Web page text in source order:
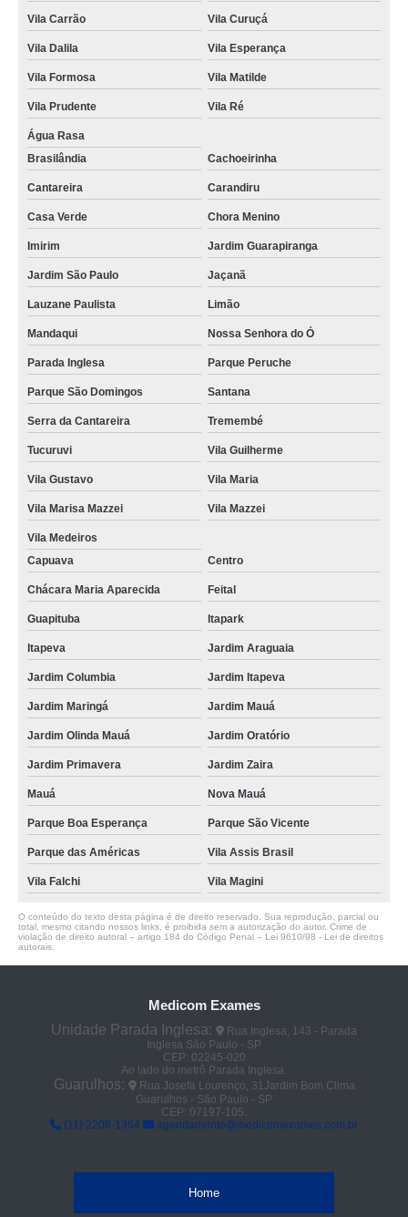
Vila Carrão Vila Curuçá
Vila Dalila Vila Esperança
Vila Formosa Vila Matilde
Vila Prudente Vila Ré
Água Rasa
Brasilândia
Cachoeirinha
Cantareira Carandiru
Casa Verde Chora Menino
Imirim Jardim Guarapiranga
Jardim São Paulo Jaçanã
Lauzane Paulista Limão
Mandaqui Nossa Senhora do Ó
Parada Inglesa Parque Peruche
Parque São Domingos Santana
Serra da Cantareira Tremembé
Tucuruvi Vila Guilherme
Vila Gustavo Vila Maria
Vila Marisa Mazzei Vila Mazzei
Vila Medeiros
Capuava
Centro
Chácara Maria Aparecida Feital
Guapituba Itapark
Itapeva Jardim Araguaia
Jardim Columbia Jardim Itapeva
Jardim Maringá Jardim Mauá
Jardim Olinda Mauá Jardim Oratório
Jardim Primavera Jardim Zaira
Mauá Nova Mauá
Parque Boa Esperança Parque São Vicente
Parque das Américas Vila Assis Brasil
Vila Falchi Vila Magini
O conteúdo do texto desta página é de direito reservado. Sua reprodução, parcial ou
total, mesmo citando nossos links, é proibida sem a autorização do autor. Crime de
violação de direito autoral – artigo 184 do Código Penal – Lei 9610/98 - Lei de direitos
autorais
Medicom Exames
Unidade Parada Inglesa:
Rua Inglesa, 143 - Parada
Inglesa São Paulo - SP
CEP: 02245-020
Ao lado do metrô Parada Inglesa.
Guarulhos:
Rua Josefa Lourenço, 31Jardim Bom Clima
Guarulhos - São Paulo - SP
CEP: 07197-105.
(11) 2206-1364
agendamento@medicomexames.com.br
Home